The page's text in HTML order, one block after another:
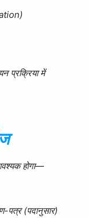
प्रक्रिया में
होगा—
पत्र (पदानुसार)